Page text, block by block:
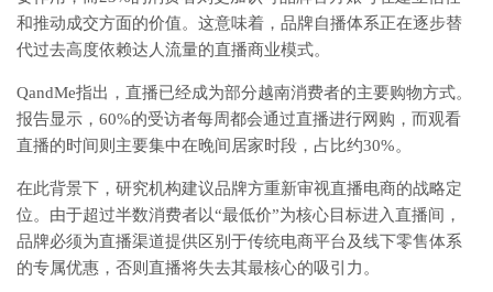
和推动成交方面的价值。这意味着，品牌自播体系正在逐步替
代过去高度依赖达人流量的直播商业模式。
QandMe指出，直播已经成为部分越南消费者的主要购物方式。
报告显示，60%的受访者每周都会通过直播进行网购，而观看
直播的时间则主要集中在晚间居家时段，占比约30%。
在此背景下，研究机构建议品牌方重新审视直播电商的战略定
位。由于超过半数消费者以“最低价”为核心目标进入直播间，
品牌必须为直播渠道提供区别于传统电商平台及线下零售体系
的专属优惠，否则直播将失去其最核心的吸引力。